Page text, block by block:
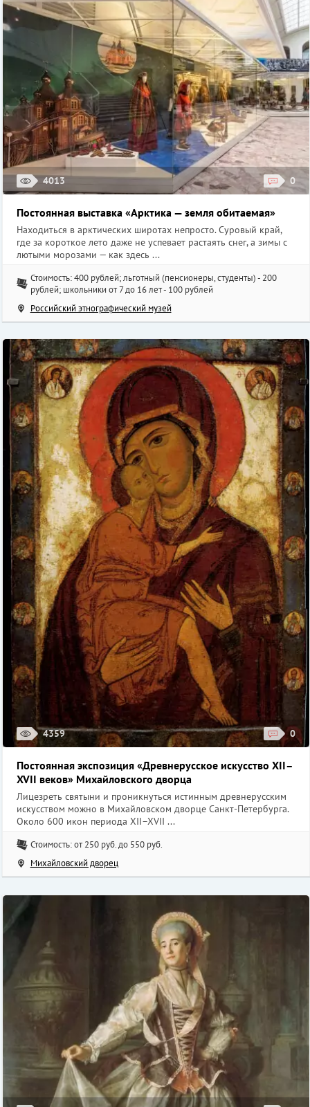
4013 0
Постоянная выставка «Арктика — земля обитаемая»
Находиться в арктических широтах непросто. Суровый край,
где за короткое лето даже не успевает растаять снег, а зимы с
лютыми морозами — как здесь ...
Стоимость: 400 рублей; льготный (пенсионеры, студенты) - 200
рублей; школьники от 7 до 16 лет - 100 рублей
Российский этнографический музей
4359 0
Постоянная экспозиция «Древнерусское искусство XII–
XVII веков» Михайловского дворца
Лицезреть святыни и проникнуться истинным древнерусским
искусством можно в Михайловском дворце Санкт-Петербурга.
Около 600 икон периода XII–XVII ...
Стоимость: от 250 руб. до 550 руб.
Михайловский дворец